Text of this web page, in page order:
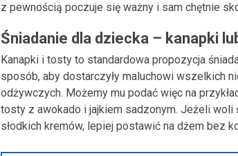
z pewnością poczuje się ważny i sam chętnie
Śniadanie dla dziecka – kanapki
Kanapki i tosty to standardowa propozycja
sposób, aby dostarczyły maluchowi wszelkich
odżywczych. Możemy mu podać więc na
tosty z awokado i jajkiem sadzonym. Jeżeli woli
słodkich kremów, lepiej postawić na dżem bez